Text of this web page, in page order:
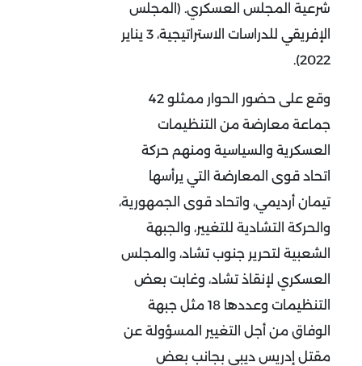
شرعية المجلس العسكري. (المجلس
الإفريقي للدراسات الاستراتيجية، 3 يناير
2022).
وقع على حضور الحوار ممثلو 42
جماعة معارضة من التنظيمات
العسكرية والسياسية ومنهم حركة
اتحاد قوى المعارضة التي يرأسها
تيمان أرديمي، واتحاد قوى الجمهورية،
والحركة التشادية للتغيير، والجبهة
الشعبية لتحرير جنوب تشاد، والمجلس
العسكري لإنقاذ تشاد، وغابت بعض
التنظيمات وعددها 18 مثل جبهة
الوفاق من أجل التغيير المسؤولة عن
مقتل إدريس ديبي بجانب بعض